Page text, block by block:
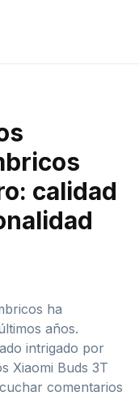
calidad
ha
años.
intrigado por
Xiaomi Buds 3T
comentarios